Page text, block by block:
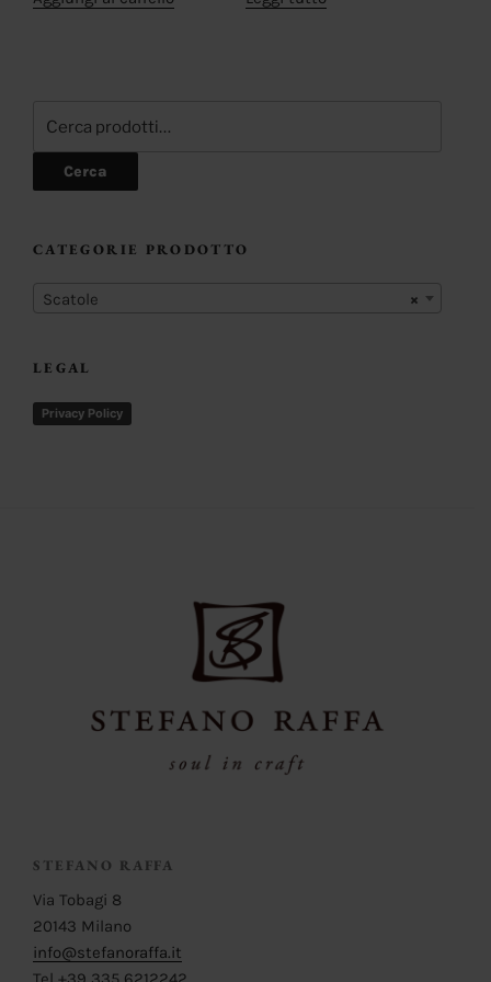
Cerca
CATEGORIE PRODOTTO
×
Scatole
LEGAL
Privacy Policy
STEFANO RAFFA
Via Tobagi 8
20143 Milano
info@stefanoraffa.it